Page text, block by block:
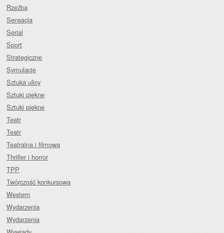
Rzeźba
Sensacja
Serial
Sport
Strategiczne
Symulacje
Sztuka ulicy
Sztuki piękne
Sztuki piękne
Teatr
Teatr
Teatralna i filmowa
Thriller i horror
TPP
Twórczość konkursowa
Western
Wydarzenia
Wydarzenia